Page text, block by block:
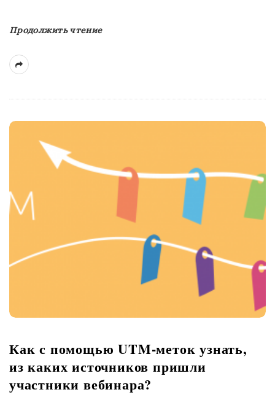
Продолжить чтение
Как с помощью UTM-меток узнать,
из каких источников пришли
участники вебинара?